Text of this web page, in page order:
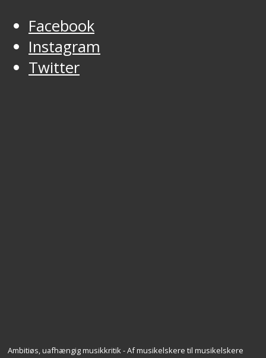
Facebook
Instagram
Twitter
Ambitiøs, uafhængig musikkritik - Af musikelskere til musikelskere